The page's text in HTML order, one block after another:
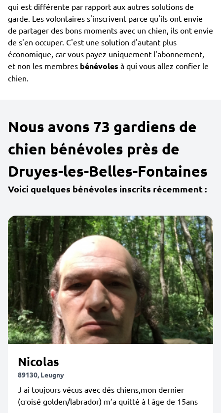
qui est différente par rapport aux autres solutions de
garde. Les volontaires s'inscrivent parce qu'ils ont envie
de partager des bons moments avec un chien, ils ont envie
de s'en occuper. C'est une solution d'autant plus
économique, car vous payez uniquement l'abonnement,
et non les membres bénévoles à qui vous allez confier le
chien.
Nous avons 73 gardiens de
chien bénévoles près de
Druyes-les-Belles-Fontaines
Voici quelques bénévoles inscrits récemment :
Nicolas
89130, Leugny
J ai toujours vécus avec dés chiens,mon dernier
(croisé golden/labrador) m’a quitté à l âge de 15ans